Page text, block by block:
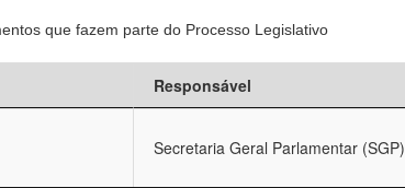
que fazem parte do Processo Legislativo
Responsável
Secretaria Geral Parlamentar (SGP)